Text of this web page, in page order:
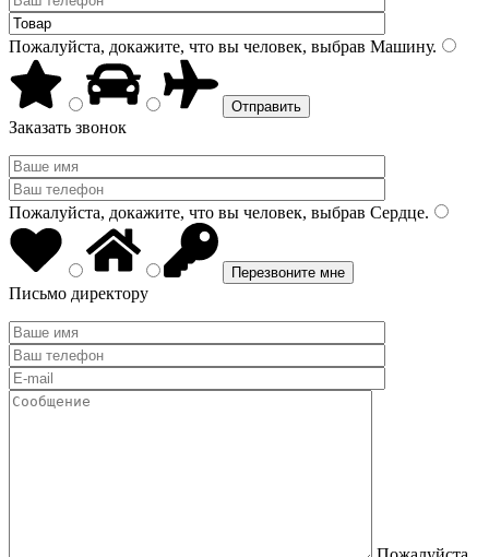
Пожалуйста, докажите, что вы человек, выбрав Машину.
Заказать звонок
Пожалуйста, докажите, что вы человек, выбрав Сердце.
Письмо директору